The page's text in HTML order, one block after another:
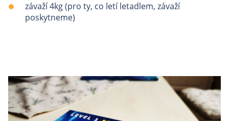
závaží 4kg (pro ty, co letí letadlem, závaží
poskytneme)